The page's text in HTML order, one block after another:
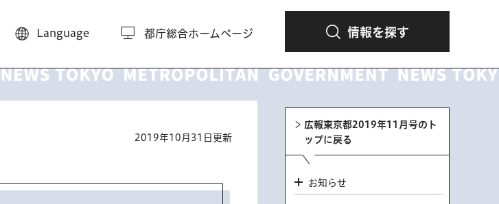
Language 都庁総合ホームページ 情報を探す
2019年10月31日更新
広報東京都2019年11月号のト
ップに戻る
お知らせ